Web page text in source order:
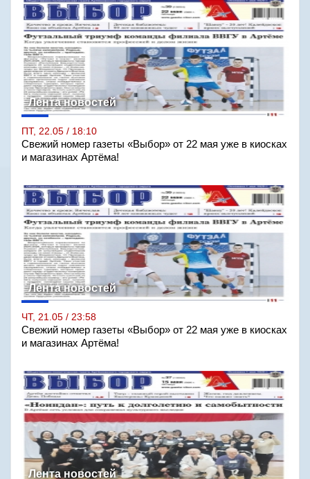
Лента новостей
ПТ, 22.05 / 18:10
Свежий номер газеты «Выбор» от 22 мая уже в киосках
и магазинах Артёма!
Лента новостей
ЧТ, 21.05 / 23:58
Свежий номер газеты «Выбор» от 22 мая уже в киосках
и магазинах Артёма!
Лента новостей